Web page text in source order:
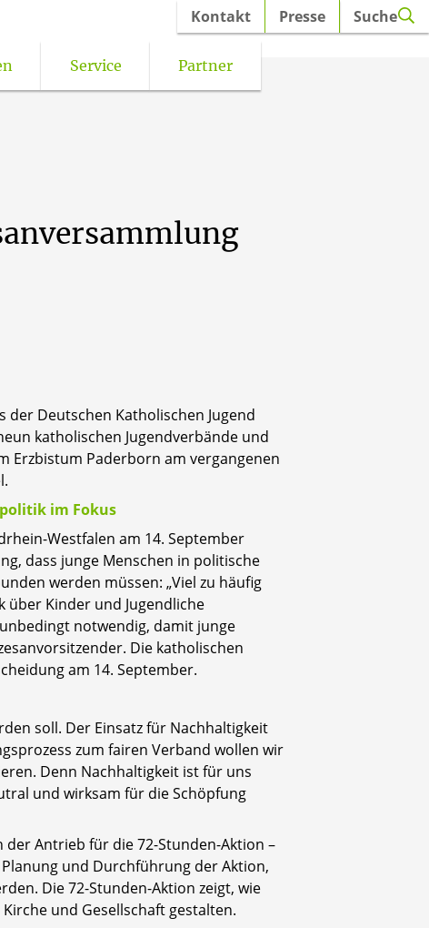
Service Partner
Kontakt Presse Suche
der Deutschen Katholischen Jugend
katholischen Jugendverbände und
Erzbistum Paderborn am vergangenen
im Fokus
Westfalen am 14. September
dass junge Menschen in politische
werden müssen: „Viel zu häufig
Kinder und Jugendliche
notwendig, damit junge
Die katholischen
am 14. September.
soll. Der Einsatz für Nachhaltigkeit
zum fairen Verband wollen wir
Denn Nachhaltigkeit ist für uns
und wirksam für die Schöpfung
der Antrieb für die 72-Stunden-Aktion –
und Durchführung der Aktion,
Die 72-Stunden-Aktion zeigt, wie
und Gesellschaft gestalten.